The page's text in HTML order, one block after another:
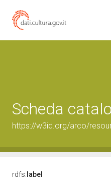
Scheda
https://w3id.org/arco/
rdfs: label